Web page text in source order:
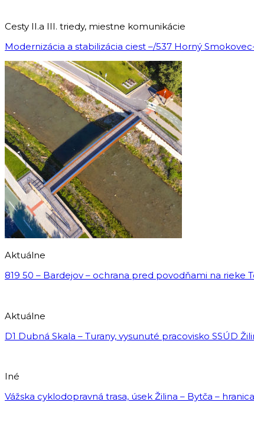
Cesty II.a III. triedy, miestne komunikácie
Modernizácia a stabilizácia ciest –/537 Horný
Aktuálne
819 50 – Bardejov – ochrana pred povodňami na rieke
Aktuálne
D1 Dubná Skala – Turany, vysunuté pracovisko SSÚD
Iné
Vážska cyklodopravná trasa, úsek Žilina – Bytča –